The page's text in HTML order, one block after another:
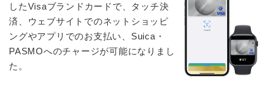
したVisaブランドカードで、タッチ決
済、ウェブサイトでのネットショッピ
ングやアプリでのお支払い、Suica・
PASMOへのチャージが可能になりまし
た。